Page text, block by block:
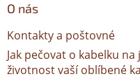
O nás
Kontakty a poštovné
Jak pečovat o kabelku
životnost vaší oblíbené